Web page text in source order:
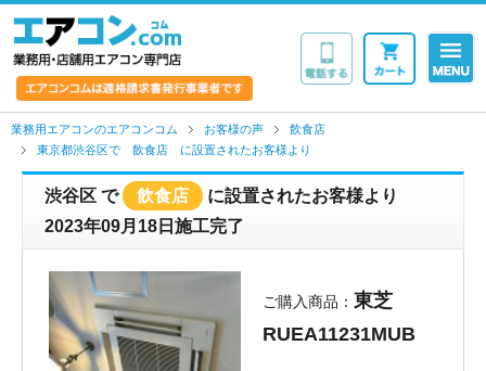
業務用エアコンのエアコンコム お客様の声
飲食店
東京都渋谷区で 飲食店 に設置されたお客様より
渋谷区 で 飲食店
に設置されたお客様より
2023年09月18日施工完了
ご購入商品： 東芝
RUEA11231MUB